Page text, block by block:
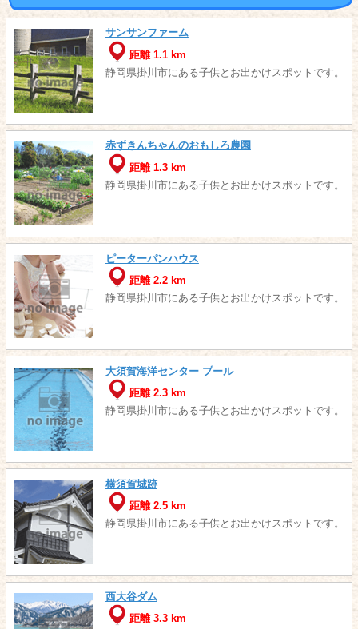
サンサンファーム
距離 1.1 km
静岡県掛川市にある子供とお出かけスポットです。
赤ずきんちゃんのおもしろ農園
距離 1.3 km
静岡県掛川市にある子供とお出かけスポットです。
ピーターパンハウス
距離 2.2 km
静岡県掛川市にある子供とお出かけスポットです。
大須賀海洋センター プール
距離 2.3 km
静岡県掛川市にある子供とお出かけスポットです。
横須賀城跡
距離 2.5 km
静岡県掛川市にある子供とお出かけスポットです。
西大谷ダム
距離 3.3 km